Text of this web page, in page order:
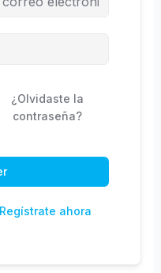
¿Olvidaste la
contraseña?
Regístrate ahora